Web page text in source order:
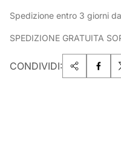
Spedizione entro 3 giorni
SPEDIZIONE GRATUITA
CONDIVIDI: